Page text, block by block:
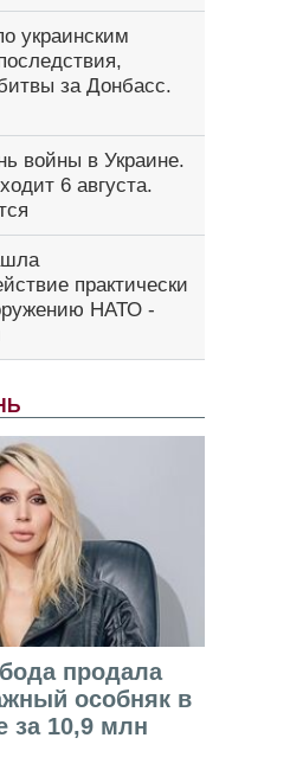
украинским
за Донбасс.
войны в Украине.
6 августа.
практически
НАТО -
продала
особняк в
за 10,9 млн